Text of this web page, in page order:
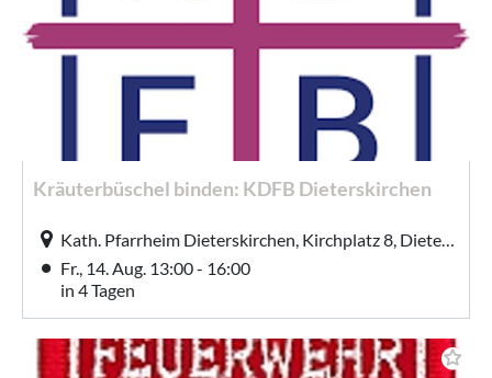
Kräuterbüschel binden: KDFB Dieterskirchen
Kath. Pfarrheim Dieterskirchen, Kirchplatz 8, Dieterskirchen
Fr., 14. Aug. 13:00 - 16:00
in 4 Tagen